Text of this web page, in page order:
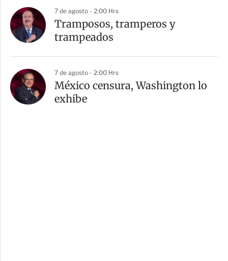
7 de agosto - 2:00 Hrs
Tramposos, tramperos y
trampeados
7 de agosto - 2:00 Hrs
México censura, Washington lo
exhibe